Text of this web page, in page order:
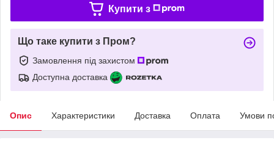
Купити з
Що таке купити з Пром?
Замовлення під захистом
Доступна доставка
Опис Характеристики Доставка Оплата Умови